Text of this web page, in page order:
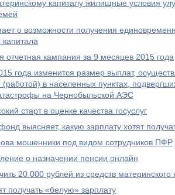
капиталу жилищные условия
о возможности получения
капитала
отчетная кампания за 9 месяцев 2015 года
года изменится размер выплат,
в населенных пунктах,
на Чернобыльской АЭС
старт в оценке качества госуслуг
выясняет, какую зарплату хотят
мошенники под видом сотрудников ПФР
о назначении пенсии онлайн
20 000 рублей из средств материнского
получать «белую» зарплату